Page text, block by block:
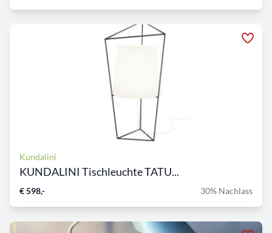
Kundalini
KUNDALINI Tischleuchte TATU...
€ 598,- 30% Nachlass